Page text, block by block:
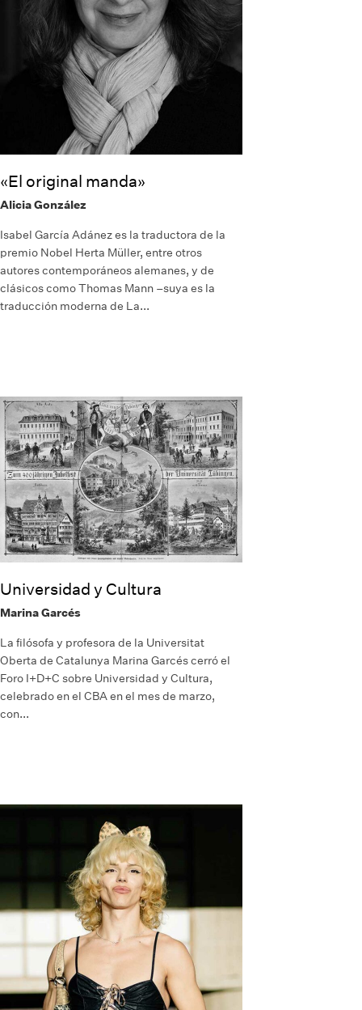
«El original manda»
Alicia González
Isabel García Adánez es la traductora de la
premio Nobel Herta Müller, entre otros
autores contemporáneos alemanes, y de
clásicos como Thomas Mann –suya es la
traducción moderna de La...
Universidad y Cultura
Marina Garcés
La filósofa y profesora de la Universitat
Oberta de Catalunya Marina Garcés cerró el
Foro I+D+C sobre Universidad y Cultura,
celebrado en el CBA en el mes de marzo,
con...